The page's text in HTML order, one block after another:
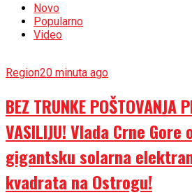
Novo
Popularno
Video
Region20 minuta ago
BEZ TRUNKE POŠTOVANJA
VASILIJU! Vlada Crne Gore
gigantsku solarna
kvadrata na Ostrogu!